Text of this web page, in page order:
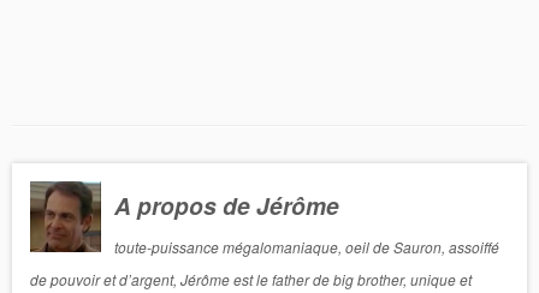
A propos de Jérôme
toute-puissance mégalomaniaque, oeil de Sauron, assoiffé
de pouvoir et d’argent, Jérôme est le father de big brother, unique et